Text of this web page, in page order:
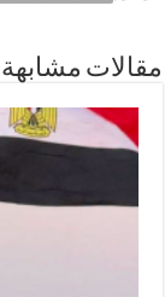
b
o
k
sA
p
p
مقالات مشابهة